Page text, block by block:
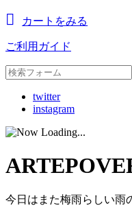
カートをみる
ご利用ガイド
twitter
instagram
今日はまた梅雨らしい雨